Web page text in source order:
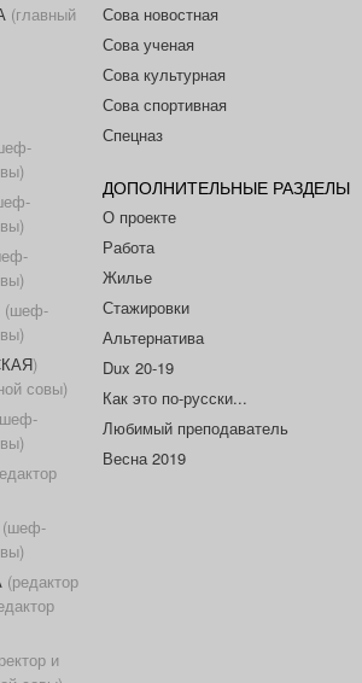
(главный
(шеф-
)
совы)
(редактор
и
Сова новостная
Сова ученая
Сова культурная
Сова спортивная
Спецназ
ДОПОЛНИТЕЛЬНЫЕ РАЗДЕЛЫ
О проекте
Работа
Жилье
Стажировки
Альтернатива
Dux 20-19
Как это по-русски...
Любимый преподаватель
Весна 2019